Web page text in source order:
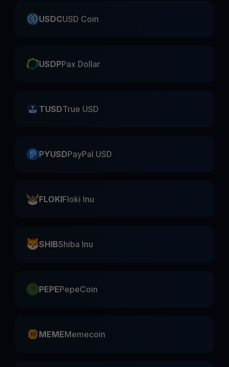
USDCUSD Coin
USDPPax Dollar
TUSDTrue USD
PYUSDPayPal USD
FLOKIFloki Inu
SHIBShiba Inu
PEPEPepeCoin
MEMEMemecoin